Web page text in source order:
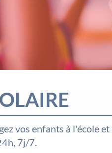
vos enfants à l'école
7j/7.